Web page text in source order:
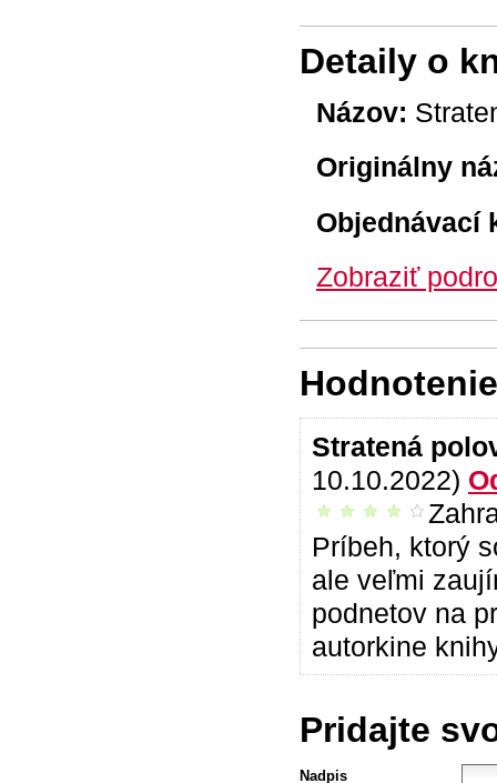
Detaily o
Názov:
Originálny
Objednávací
Zobraziť
Stratená
10.10.2022)
príjemné čítanie
Príbeh, ktorý
ale veľmi
podnetov na
autorkine
Pridajte
Nadpis